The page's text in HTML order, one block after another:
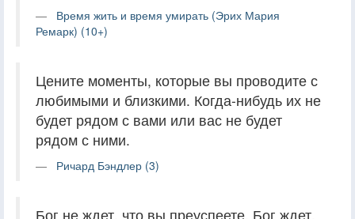
Время жить и время умирать (Эрих Мария
Ремарк) (10+)
Цените моменты, которые вы проводите с
любимыми и близкими. Когда-нибудь их не
будет рядом с вами или вас не будет
рядом с ними.
Ричард Бэндлер (3)
Бог не ждет, что вы преуспеете, Бог ждет,